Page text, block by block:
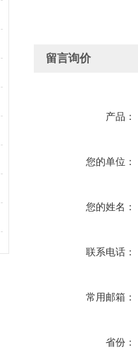
留言询价
产品：
您的单位：
您的姓名：
联系电话：
常用邮箱：
省份：